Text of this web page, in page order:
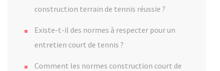
construction terrain de tennis réussie ?
Existe-t-il des normes à respecter pour un
entretien court de tennis ?
Comment les normes construction court de